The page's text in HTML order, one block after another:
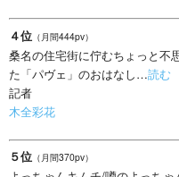
４位 （月間444pv）
桑名の住宅街に佇むちょっと不
た「パヴェ」のおはなし…読む
記者
木全彩花
５位 （月間370pv）